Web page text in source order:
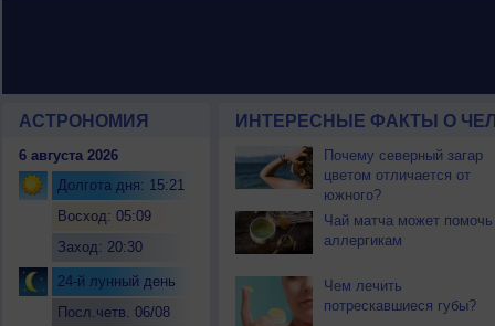
АСТРОНОМИЯ
6 августа 2026
Долгота дня: 15:21
Восход: 05:09
Заход: 20:30
24-й лунный день
Посл.четв. 06/08
ИНТЕРЕСНЫЕ ФАКТЫ О
Почему северный загар
цветом отличается от
южного?
Чай матча может помочь
аллергикам
Чем лечить
потрескавшиеся губы?